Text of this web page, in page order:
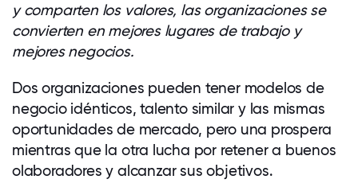
y comparten los valores, las organizaciones se
convierten en mejores lugares de trabajo y
mejores negocios.
Dos organizaciones pueden tener modelos de
negocio idénticos, talento similar y las mismas
oportunidades de mercado, pero una prospera
mientras que la otra lucha por retener a buenos
olaboradores y alcanzar sus objetivos.